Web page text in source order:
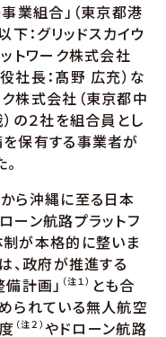
業組合」（東京都港
：グリッドスカイウ
トワーク株式会社
社長：髙野 広充）な
株式会社（東京都中
の２社を組合員とし
保有する事業者が
ら沖縄に至る日本
ーン航路プラットフ
が本格的に整いま
、政府が推進する
計画」 （注１） とも合
られている無人航空
（注２） やドローン航路